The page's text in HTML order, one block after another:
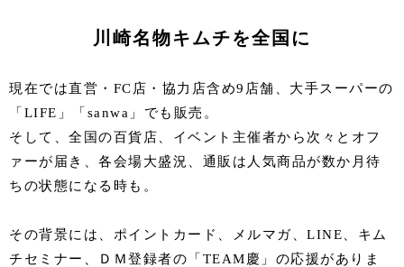
川崎名物キムチを全国に
現在では直営・FC店・協力店含め9店舗、大手スーパーの
「LIFE」「sanwa」でも販売。
そして、全国の百貨店、イベント主催者から次々とオフ
ァーが届き、各会場大盛況、通販は人気商品が数か月待
ちの状態になる時も。
その背景には、ポイントカード、メルマガ、LINE、キム
チセミナー、ＤＭ登録者の「TEAM慶」の応援がありま